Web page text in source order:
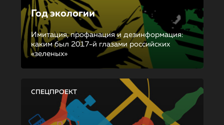
Год экологии
Имитация, профанация и дезинформация:
каким был 2017-й глазами российских
«зеленых»
СПЕЦПРОЕКТ